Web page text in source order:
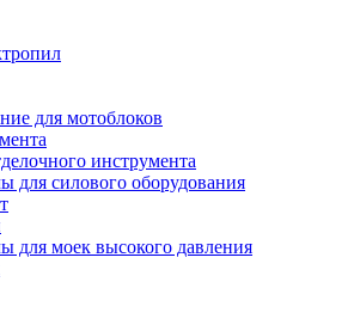
для мотоблоков
инструмента
для силового оборудования
для моек высокого давления